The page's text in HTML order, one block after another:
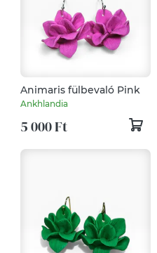
Animaris fülbevaló Pink
Ankhlandia
5 000 Ft